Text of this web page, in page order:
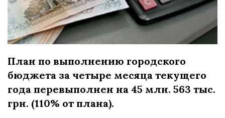
План по выполнению городского
бюджета за четыре месяца текущего
года перевыполнен на 45 млн. 563 тыс.
грн. (110% от плана).